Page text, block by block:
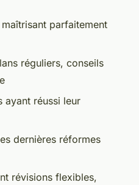
parfaitement
réguliers, conseils
ayant réussi leur
dernières réformes
révisions flexibles,